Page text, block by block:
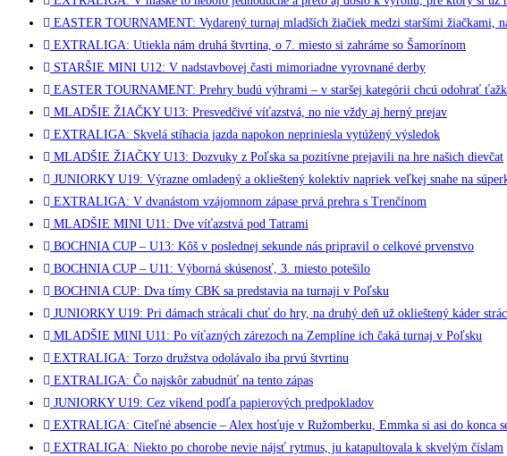
EASTER TOURNAMENT: Vydarený turnaj mladších žiačiek medzi staršími žiačkami,
EXTRALIGA: Utiekla nám druhá štvrtina, o 7. miesto si zahráme so Šamorínom
STARŠIE MINI U12: V nadstavbovej časti mimoriadne vyrovnané derby
EASTER TOURNAMENT: Prehry budú výhrami – v staršej kategórii chcú odohrať
MLADŠIE ŽIAČKY U13: Presvedčivé víťazstvá, no nie vždy aj herný prejav
EXTRALIGA: Skvelá stíhacia jazda napokon nepriniesla vytúžený výsledok
MLADŠIE ŽIAČKY U13: Dozvuky z Poľska sa pozitívne prejavili na hre našich dievčat
JUNIORKY U19: Výrazne omladený a oklieštený kolektív napriek veľkej snahe na
EXTRALIGA: V dvanástom vzájomnom zápase prvá prehra s Trenčínom
MLADŠIE MINI U11: Dve víťazstvá pod Tatrami
BOCHNIA CUP – U13: Kôš v poslednej sekunde nás pripravil o celkové prvenstvo
BOCHNIA CUP – U11: Výborná skúsenosť, 3. miesto potešilo
BOCHNIA CUP: Dva tímy CBK sa predstavia na turnaji v Poľsku
JUNIORKY U19: Pri dámach strácali chuť do hry, na druhý deň už oklieštený káder
MLADŠIE MINI U11: Po víťazných zárezoch na Zemplíne ich čaká turnaj v Poľsku
EXTRALIGA: Torzo družstva odolávalo iba prvú štvrtinu
EXTRALIGA: Čo najskôr zabudnúť na tento zápas
JUNIORKY U19: Cez víkend podľa papierových predpokladov
EXTRALIGA: Citeľné absencie – Alex hosťuje v Ružomberku, Emmka si asi do
EXTRALIGA: Niekto po chorobe nevie nájsť rytmus, ju katapultovala k skvelým číslam